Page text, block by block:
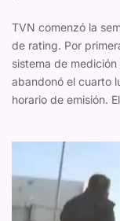
TVN comenzó la
de rating. Por
sistema de medición
abandonó el cuarto
horario de emisión.